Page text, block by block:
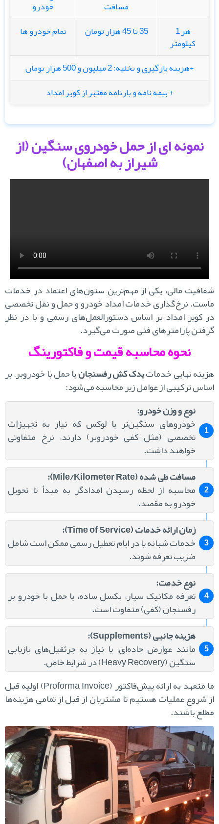
مسافت
خودرو
هر 1
کیلومتر
تمام خودرو ها
+هزینه بارگیری و تخلیه: 2 میلیون و 500 هزار تومان
+ بیمه نامه و بارنامه معتبر از کویر امداد
نمونه ای از حمل خودروی سنگین (از
شیراز به اصفهان)
مالی، یکی از مهم‌ترین ستون‌های اعتماد در خدمات
نرخ‌گذاری خدمات امداد خودرو و حمل و نقل تخصصی
کویر امداد بر اساس دستورالعمل‌های رسمی و با در نظر
پارامترهای فنی صورت می‌گیرد.
نحوه محاسبه قیمت و فاکتورینگ
نهایی خدماتیدک کش رفسنجانیا حمل با خودروبر، بر
ترکیبی از عوامل زیر محاسبه می‌شود:
نوع و وزن خودرو:
خودروهای سنگین‌تر یا لوکس که نیاز به تجهیزات
تخصصی (مثل کفی خودروبر) دارند، نرخ متفاوتی
خواهند داشت.
مسافت طی شده (Mile/Kilometer Rate):
محاسبه از لحظه رسیدن امدادگر به مبدأ تا تحویل
خودرو به مقصد.
زمان ارائه خدمات (Time of Service):
خدمات شبانه یا در ایام تعطیل رسمی ممکن است شامل
ضریب تعرفه شوند.
نوع خدمت:
تعرفه مکانیک سیار، بکسل ساده، یا حمل با خودرو بر
رفسنجان (کفی) متفاوت است.
هزینه جانبی (Supplements):
مانند عوارض جاده‌ای، یا نیاز به جرثقیل‌های بازیابی
سنگین (Heavy Recovery) در شرایط خاص.
ما متعهد به ارائه پیش‌فاکتور (Proforma Invoice) اولیه قبل
شروع عملیات هستیم تا مشتریان از قبل از تمامی هزینه‌ها
باشند.